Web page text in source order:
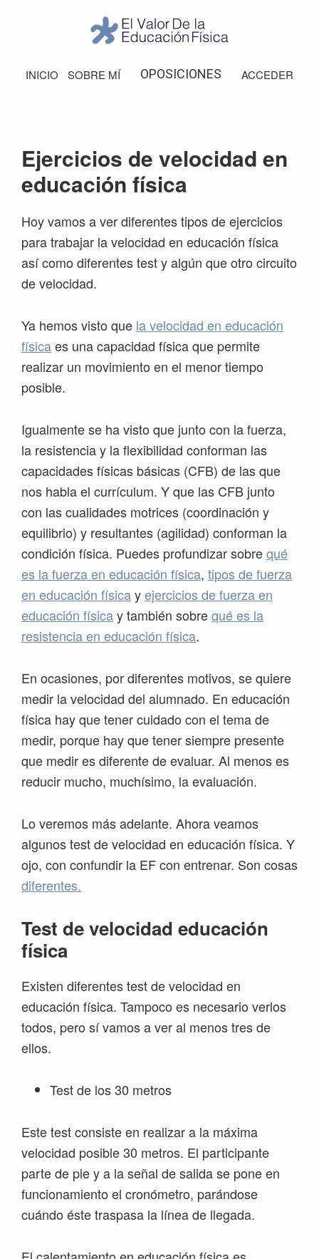
navegación
principal
barra
Valor
de
INICIO SOBRE MÍ OPOSICIONES ACCEDER
Ejercicios de velocidad en
educación física
Hoy vamos a ver diferentes tipos de ejercicios
para trabajar la velocidad en educación física
así como diferentes test y algún que otro circuito
de velocidad.
Ya hemos visto que la velocidad en educación
físicaes una capacidad física que permite
realizar un movimiento en el menor tiempo
posible.
Igualmente se ha visto que junto con la fuerza,
la resistencia y la flexibilidad conforman las
capacidades físicas básicas (CFB) de las que
nos habla el currículum. Y que las CFB junto
con las cualidades motrices (coordinación y
equilibrio) y resultantes (agilidad) conforman la
condición física. Puedes profundizar sobrequé
es la fuerza en educación física, tipos de fuerza
en educación físicayejercicios de fuerza en
educación físicay también sobrequé es la
resistencia en educación física.
En ocasiones, por diferentes motivos, se quiere
medir la velocidad del alumnado. En educación
física hay que tener cuidado con el tema de
medir, porque hay que tener siempre presente
que medir es diferente de evaluar. Al menos es
reducir mucho, muchísimo, la evaluación.
Lo veremos más adelante. Ahora veamos
algunos test de velocidad en educación física. Y
ojo, con confundir la EF con entrenar. Son cosas
diferentes.
Test de velocidad educación
física
Existen diferentes test de velocidad en
educación física. Tampoco es necesario verlos
todos, pero sí vamos a ver al menos tres de
ellos.
Test de los 30 metros
Este test consiste en realizar a la máxima
velocidad posible 30 metros. El participante
parte de pie y a la señal de salida se pone en
funcionamiento el cronómetro, parándose
cuándo éste traspasa la línea de llegada.